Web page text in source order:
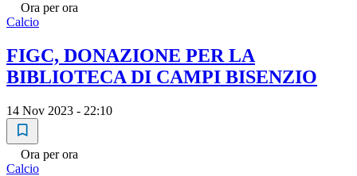
Ora per ora
Calcio
FIGC, DONAZIONE PER LA
BIBLIOTECA DI CAMPI BISENZIO
14 Nov 2023 - 22:10
Ora per ora
Calcio